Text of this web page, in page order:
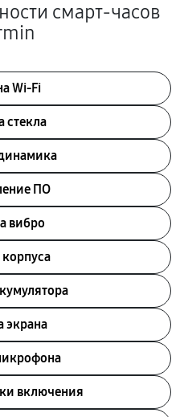
смарт-часов
Wi-Fi
стекла
ПО
вибро
экрана
включения